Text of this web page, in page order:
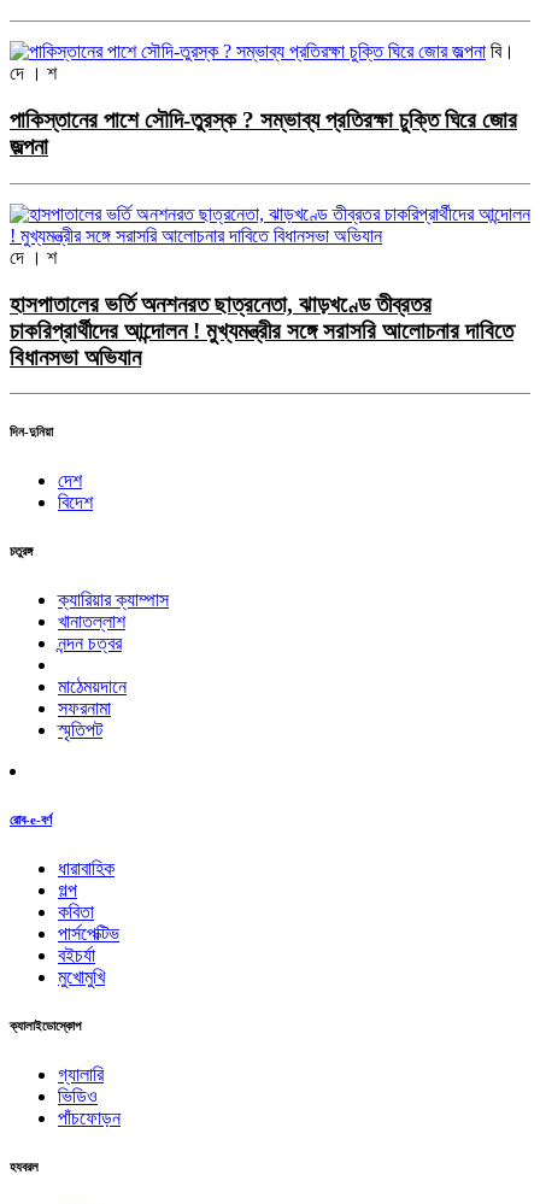
বি।
দে । শ
পাকিস্তানের পাশে সৌদি-তুরস্ক ? সম্ভাব্য প্রতিরক্ষা চুক্তি ঘিরে জোর
জল্পনা
দে । শ
হাসপাতালের ভর্তি অনশনরত ছাত্রনেতা, ঝাড়খণ্ডে তীব্রতর
চাকরিপ্রার্থীদের আন্দোলন ! মুখ্যমন্ত্রীর সঙ্গে সরাসরি আলোচনার দাবিতে
বিধানসভা অভিযান
দিন-দুনিয়া
দেশ
বিদেশ
চতুরঙ্গ
ক্যারিয়ার ক্যাম্পাস
খানাতল্লাশ
নন্দন চত্বর
মাঠেময়দানে
সফরনামা
স্মৃতিপট
রোব-e-বর্ণ
ধারাবাহিক
গল্প
কবিতা
পার্সপেক্টিভ
বইচর্যা
মুখোমুখি
ক্যালাইডোস্কোপ
গ্যালারি
ভিডিও
পাঁচফোড়ন
হযবরল